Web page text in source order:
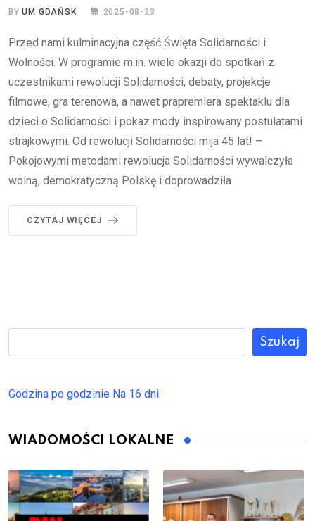
BYUM GDAŃSK 2025-08-23
Przed nami kulminacyjna część Święta Solidarności i
Wolności. W programie m.in. wiele okazji do spotkań z
uczestnikami rewolucji Solidarności, debaty, projekcje
filmowe, gra terenowa, a nawet prapremiera spektaklu dla
dzieci o Solidarności i pokaz mody inspirowany postulatami
strajkowymi. Od rewolucji Solidarności mija 45 lat! –
Pokojowymi metodami rewolucja Solidarności wywalczyła
wolną, demokratyczną Polskę i doprowadziła
CZYTAJ WIĘCEJ
Szukaj
Godzina po godzinie Na 16 dni
WIADOMOŚCI LOKALNE